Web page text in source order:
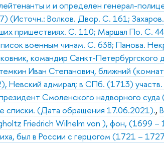
и и определен генерал-
(Источн.: Волков. Двор. С. 161;
пришествиях. С. 110; Маршал По. С.
военным чинам. С. 638; Панова.
командир Санкт-Петербургского
Иван Степанович, ближний
Невский адмирал; в СПб. (1713) участв.
Смоленского надворного
списки. (Дата обращения 17.06.2021).,
Friedrich Wilhelm von ), фон, (1699
был в России с герцогом (1721 –